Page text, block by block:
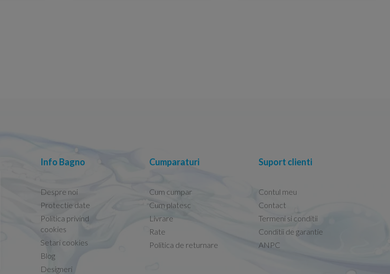
Conform descrierii!
13.02.2026
Capacele Grohe sunt de bună calitate și se
Marius -08.02.2026
Info Bagno
Despre noi
Protectie date
Politica privind
cookies
Setari cookies
Blog
Designeri
Cumparaturi
Cum cumpar
Cum platesc
Livrare
Rate
Politica de returnare
Suport clienti
Contul meu
Contact
Termeni si conditii
Conditii de garantie
ANPC